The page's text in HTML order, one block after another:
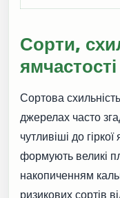
Сорти,
ямчастості
Сортова
джерелах часто
чутливіші до
формують великі
накопиченням
ризикових сортів